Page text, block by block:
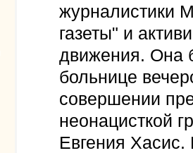
журналистики
газеты" и
движения. Она
больнице
совершении
неонацисткой
Евгения